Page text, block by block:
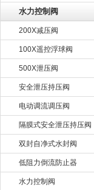
水力控制阀
200X减压阀
100X遥控浮球阀
500X泄压阀
安全泄压持压阀
电动调流调压阀
隔膜式安全泄压持压阀
双封自净式水封阀
低阻力倒流防止器
水力控制阀